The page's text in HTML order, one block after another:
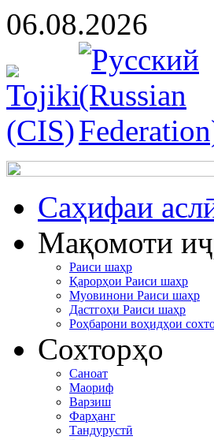
06.08.2026
Cаҳифаи
Мақомоти
Раиси шаҳр
Қарорҳои Раиси шаҳр
Муовинони Раиси шаҳр
Дастгоҳи Раиси шаҳр
Роҳбарони воҳидҳои
Сохторҳо
Саноат
Маориф
Варзиш
Фарҳанг
Тандурустӣ